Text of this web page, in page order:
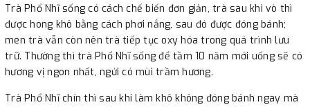
Trà Phổ Nhĩ sống có cách chế biến đơn giản, trà sau khi vò thì
được hong khô bằng cách phơi nắng, sau đó được đóng bánh;
men trà vẫn còn nên trà tiếp tục oxy hóa trong quá trình lưu
trữ. Thường thì trà Phổ Nhĩ sống để tầm 10 năm mới uống sẽ có
hương vị ngon nhất, ngửi có mùi trầm hương.
Trà Phổ Nhĩ chín thì sau khi làm khô không đóng bánh ngay mà